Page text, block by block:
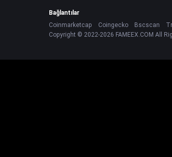
Bağlantılar
Coinmarketcap
Coingecko Bscscan
Copyright © 2022-2026 FAMEEX.COM All